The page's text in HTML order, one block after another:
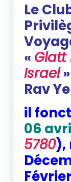
Le
« Glatt
Israel
Rav
il
06
5780),